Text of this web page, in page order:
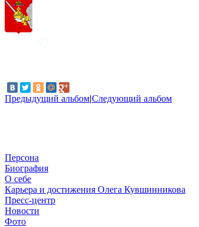
Предыдущий альбом|Следующий альбом
Персона
Биография
О себе
Карьера и достижения Олега Кувшинникова
Пресс-центр
Новости
Фото